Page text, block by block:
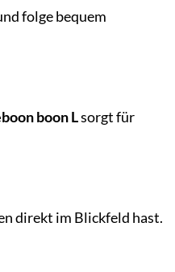
folge bequem
boon Lsorgt für
direkt im Blickfeld hast.